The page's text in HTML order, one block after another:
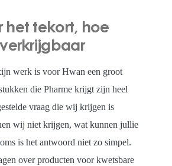
het tekort, hoe
werk is voor Hwan een groot
die Pharme krijgt zijn heel
vraag die wij krijgen is
wij niet krijgen, wat kunnen jullie
is het antwoord niet zo simpel.
over producten voor kwetsbare